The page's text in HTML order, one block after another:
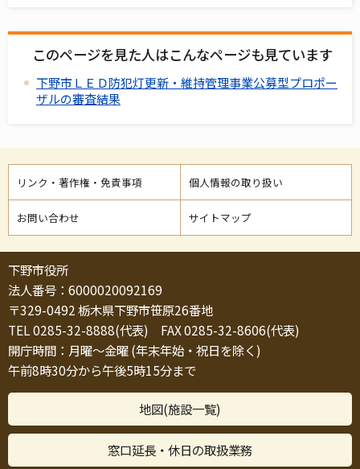
このページを見た人はこんなページも見ています
下野市ＬＥＤ防犯灯更新・維持管理事業公募型プロポー
ザルの審査結果
リンク・著作権・免責事項 個人情報の取り扱い
お問い合わせ サイトマップ
下野市役所
法人番号：6000020092169
〒329-0492 栃木県下野市笹原26番地
TEL 0285-32-8888(代表) FAX 0285-32-8606(代表)
開庁時間：月曜～金曜 (年末年始・祝日を除く)
午前8時30分から午後5時15分まで
地図(施設一覧)
窓口延長・休日の取扱業務